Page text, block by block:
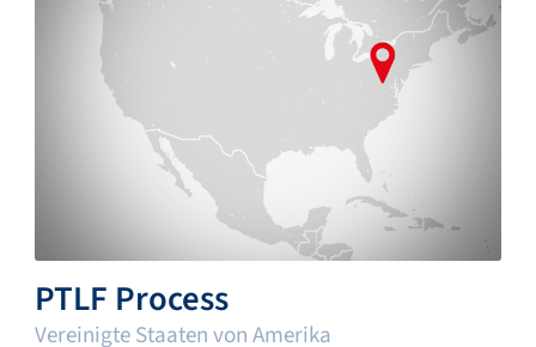
PTLF Process
Vereinigte Staaten von Amerika